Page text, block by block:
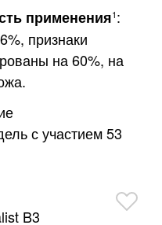
применения1:
признаки
на 60%, на
с участием 53